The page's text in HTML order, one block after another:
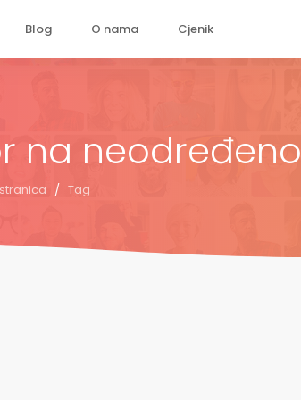
Blog O nama Cjenik
na neodređeno
/ Tag